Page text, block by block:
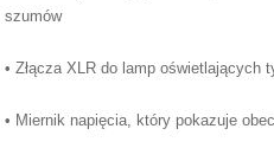
szumów
• Złącza XLR do lamp oświetlających
• Miernik napięcia, który pokazuje